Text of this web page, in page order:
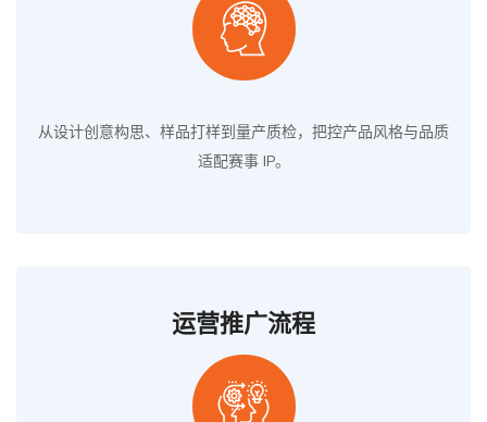
从设计创意构思、样品打样到量产质检，把控产品风格与品质
适配赛事 IP。
运营推广流程